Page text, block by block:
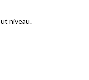
niveau.